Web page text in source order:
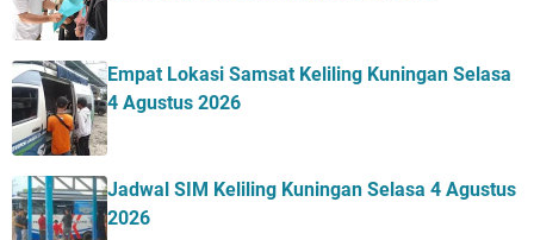
Empat Lokasi Samsat Keliling Kuningan Selasa
4 Agustus 2026
Jadwal SIM Keliling Kuningan Selasa 4 Agustus
2026